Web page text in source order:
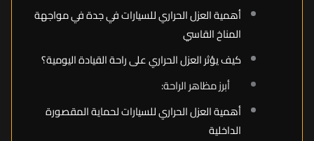
أهمية العزل الحراري للسيارات في جدة في مواجهة
المناخ القاسي
كيف يؤثر العزل الحراري على راحة القيادة اليومية؟
أبرز مظاهر الراحة:
أهمية العزل الحراري للسيارات لحماية المقصورة
الداخلية